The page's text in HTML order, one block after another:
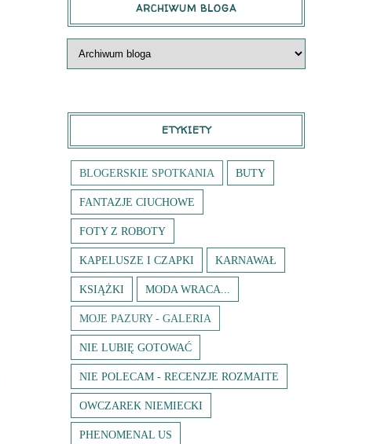
ARCHIWUM BLOGA
ETYKIETY
BLOGERSKIE SPOTKANIA BUTY
FANTAZJE CIUCHOWE
FOTY Z ROBOTY
KAPELUSZE I CZAPKI KARNAWAŁ
KSIĄŻKI MODA WRACA...
MOJE PAZURY - GALERIA
NIE LUBIĘ GOTOWAĆ
NIE POLECAM - RECENZJE ROZMAITE
OWCZAREK NIEMIECKI
PHENOMENAL US